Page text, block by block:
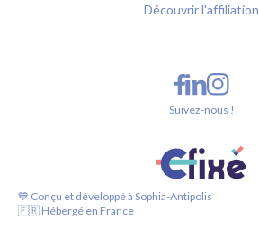
Découvrir l'affiliation
💙 Conçu et développé à Sophia-Antipolis
🇫🇷 Hébergé en France
Suivez-nous !